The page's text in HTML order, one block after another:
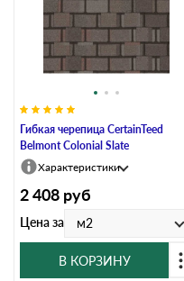
Гибкая черепица CertainTeed
Belmont Colonial Slate
Характеристики
2 408 руб
Цена за м2
В КОРЗИНУ